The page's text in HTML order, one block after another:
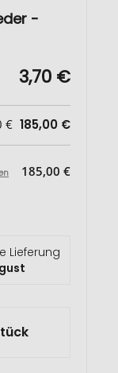
-
3,70 €
€ 185,00 €
185,00 €
Lieferung